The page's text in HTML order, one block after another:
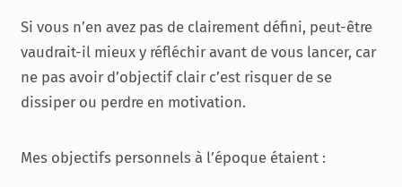
Si vous n’en avez pas de clairement défini, peut-être
vaudrait-il mieux y réfléchir avant de vous lancer, car
ne pas avoir d’objectif clair c’est risquer de se
dissiper ou perdre en motivation.
Mes objectifs personnels à l’époque étaient :